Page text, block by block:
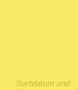
Startdatum und